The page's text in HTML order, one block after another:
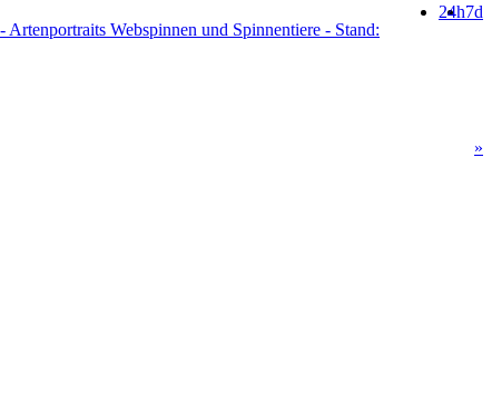
7d
24h
Webspinnen und Spinnentiere - Stand:
»